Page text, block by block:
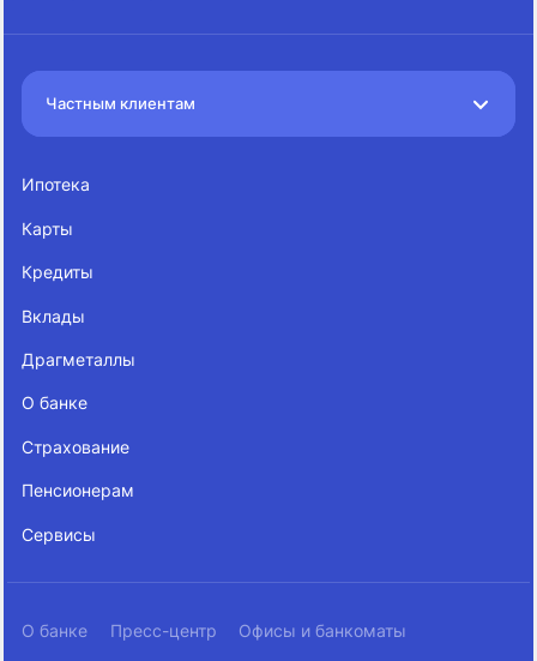
Частным клиентам
Ипотека
Карты
Кредиты
Вклады
Драгметаллы
О банке
Страхование
Пенсионерам
Сервисы
О банке Пресс-центр Офисы и банкоматы